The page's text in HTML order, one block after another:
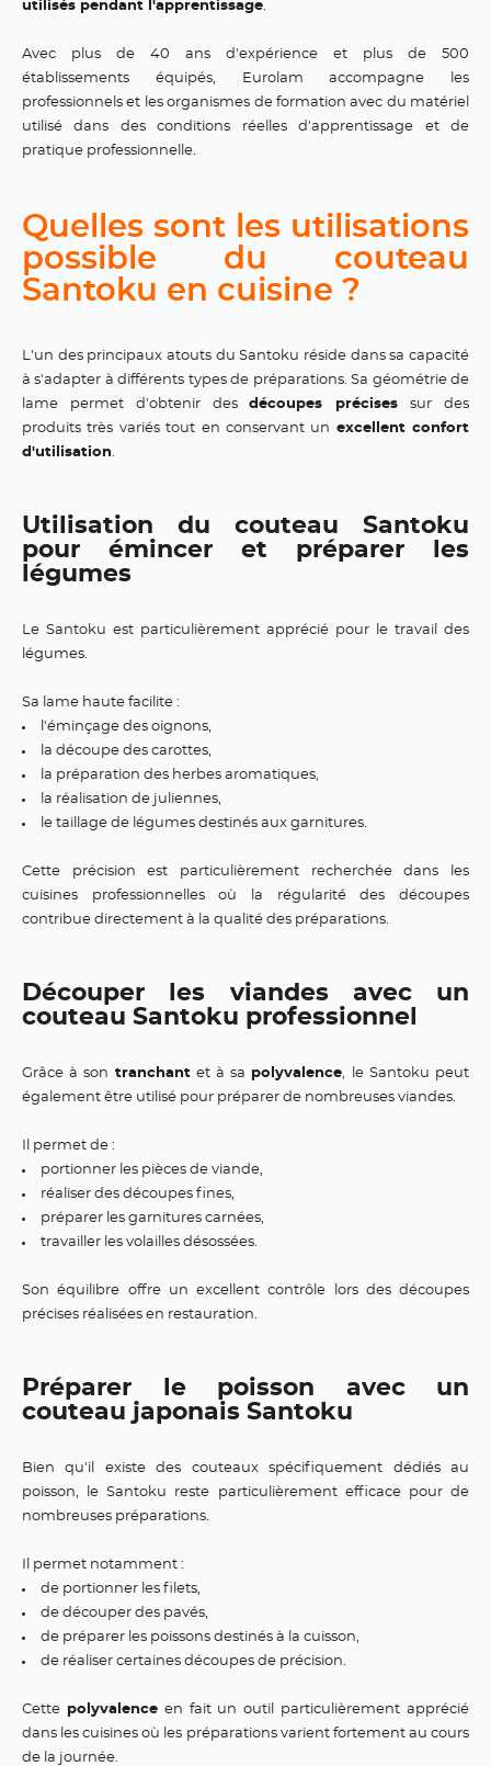
utilisés pendant l'apprentissage.
Avec plus de 40 ans d'expérience et plus de 500
établissements équipés, Eurolam accompagne les
professionnels et les organismes de formation avec du matériel
utilisé dans des conditions réelles d'apprentissage et de
pratique professionnelle.
Quelles sont les utilisations
possible du couteau
Santoku en cuisine ?
L'un des principaux atouts du Santoku réside dans sa capacité
à s'adapter à différents types de préparations. Sa géométrie de
lame permet d'obtenir desdécoupes précises sur des
produits très variés tout en conservant un excellent confort
d'utilisation.
Utilisation du couteau Santoku
pour émincer et préparer les
légumes
Le Santoku est particulièrement apprécié pour le travail des
légumes.
Sa lame haute facilite :
l'éminçage des oignons,
la découpe des carottes,
la préparation des herbes aromatiques,
la réalisation de juliennes,
le taillage de légumes destinés aux garnitures.
Cette précision est particulièrement recherchée dans les
cuisines professionnelles où la régularité des découpes
contribue directement à la qualité des préparations.
Découper les viandes avec un
couteau Santoku professionnel
Grâce à son tranchantet à sa polyvalence, le Santoku peut
également être utilisé pour préparer de nombreuses viandes.
Il permet de :
portionner les pièces de viande,
réaliser des découpes fines,
préparer les garnitures carnées,
travailler les volailles désossées.
Son équilibre offre un excellent contrôle lors des découpes
précises réalisées en restauration.
Préparer le poisson avec un
couteau japonais Santoku
Bien qu'il existe des couteaux spécifiquement dédiés au
poisson, le Santoku reste particulièrement efficace pour de
nombreuses préparations.
Il permet notamment :
de portionner les filets,
de découper des pavés,
de préparer les poissons destinés à la cuisson,
de réaliser certaines découpes de précision.
Cette polyvalenceen fait un outil particulièrement apprécié
dans les cuisines où les préparations varient fortement au cours
de la journée.